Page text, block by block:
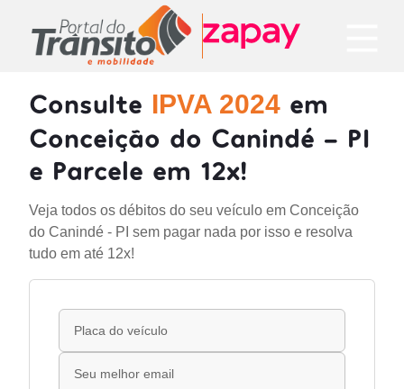
Consulte IPVA 2024 em
Conceição do Canindé - PI
e Parcele em 12x!
Veja todos os débitos do seu veículo em Conceição
do Canindé - PI sem pagar nada por isso e resolva
tudo em até 12x!